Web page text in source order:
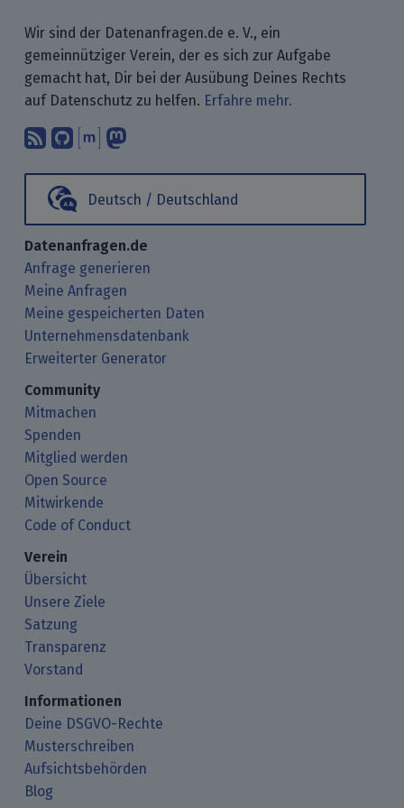
Wir sind der Datenanfragen.de e. V., ein
gemeinnütziger Verein, der es sich zur Aufgabe
gemacht hat, Dir bei der Ausübung Deines Rechts
auf Datenschutz zu helfen. Erfahre mehr.
Abonniere unsere Blogbeiträge mit
Finde uns bei GitHub.
Unterhalte Dich mit uns über
Deutsch / Deutschland
Datenanfragen.de
Anfrage generieren
Meine Anfragen
Meine gespeicherten Daten
Unternehmensdatenbank
Erweiterter Generator
Community
Mitmachen
Spenden
Mitglied werden
Open Source
Mitwirkende
Code of Conduct
Verein
Übersicht
Unsere Ziele
Satzung
Transparenz
Vorstand
Informationen
Deine DSGVO-Rechte
Musterschreiben
Aufsichtsbehörden
Blog